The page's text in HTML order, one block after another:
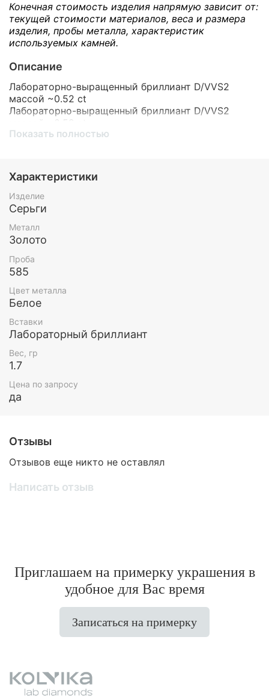
Конечная стоимость изделия напрямую зависит от:
текущей стоимости материалов, веса и размера
изделия, пробы металла, характеристик
используемых камней.
Описание
Лабораторно-выращенный бриллиант D/VVS2
массой ~0.52 ct
Лабораторно-выращенный бриллиант D/VVS2
Показать полностью
Характеристики
Изделие
Серьги
Металл
Золото
Проба
585
Цвет металла
Белое
Вставки
Лабораторный бриллиант
Вес, гр
1.7
Цена по запросу
да
Отзывы
Отзывов еще никто не оставлял
Написать отзыв
Приглашаем на примерку украшения в
удобное для Вас время
Записаться на примерку